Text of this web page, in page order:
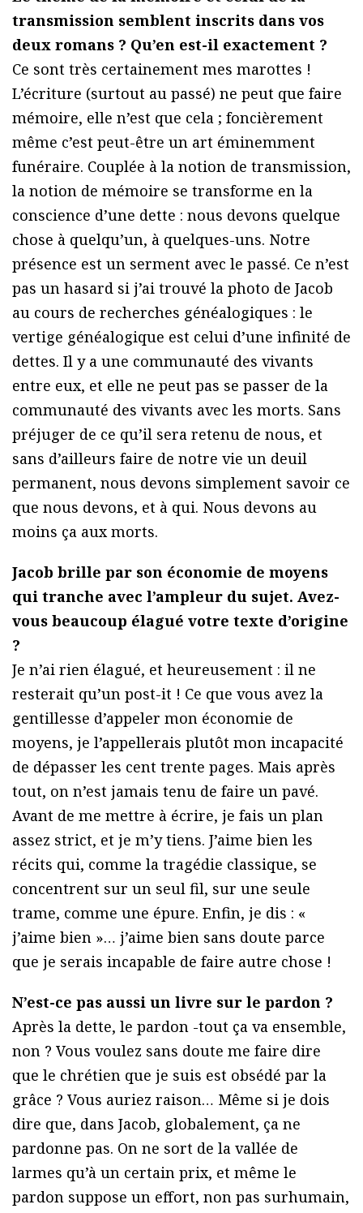
transmission semblent inscrits dans vos
deux romans ? Qu’en est-il exactement ?
Ce sont très certainement mes marottes !
L’écriture (surtout au passé) ne peut que faire
mémoire, elle n’est que cela ; foncièrement
même c’est peut-être un art éminemment
funéraire. Couplée à la notion de transmission,
la notion de mémoire se transforme en la
conscience d’une dette : nous devons quelque
chose à quelqu’un, à quelques-uns. Notre
présence est un serment avec le passé. Ce n’est
pas un hasard si j’ai trouvé la photo de Jacob
au cours de recherches généalogiques : le
vertige généalogique est celui d’une infinité de
dettes. Il y a une communauté des vivants
entre eux, et elle ne peut pas se passer de la
communauté des vivants avec les morts. Sans
préjuger de ce qu’il sera retenu de nous, et
sans d’ailleurs faire de notre vie un deuil
permanent, nous devons simplement savoir ce
que nous devons, et à qui. Nous devons au
moins ça aux morts.
Jacob brille par son économie de moyens
qui tranche avec l’ampleur du sujet. Avez-
vous beaucoup élagué votre texte d’origine
?
Je n’ai rien élagué, et heureusement : il ne
resterait qu’un post-it ! Ce que vous avez la
gentillesse d’appeler mon économie de
moyens, je l’appellerais plutôt mon incapacité
de dépasser les cent trente pages. Mais après
tout, on n’est jamais tenu de faire un pavé.
Avant de me mettre à écrire, je fais un plan
assez strict, et je m’y tiens. J’aime bien les
récits qui, comme la tragédie classique, se
concentrent sur un seul fil, sur une seule
trame, comme une épure. Enfin, je dis : «
j’aime bien »… j’aime bien sans doute parce
que je serais incapable de faire autre chose !
N’est-ce pas aussi un livre sur le pardon ?
Après la dette, le pardon -tout ça va ensemble,
non ? Vous voulez sans doute me faire dire
que le chrétien que je suis est obsédé par la
grâce ? Vous auriez raison… Même si je dois
dire que, dans Jacob, globalement, ça ne
pardonne pas. On ne sort de la vallée de
larmes qu’à un certain prix, et même le
pardon suppose un effort, non pas surhumain,